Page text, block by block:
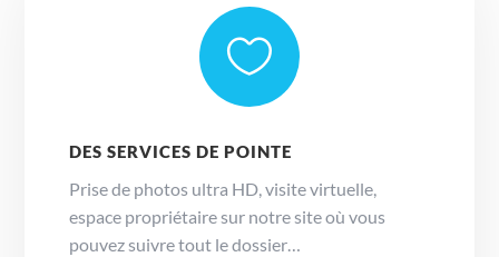

DES SERVICES DE POINTE
Prise de photos ultra HD, visite virtuelle,
espace propriétaire sur notre site où vous
pouvez suivre tout le dossier…